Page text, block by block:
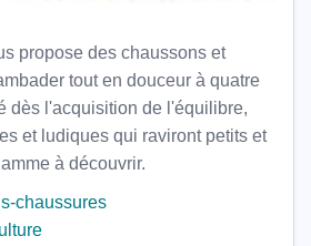
propose des chaussons et
tout en douceur à quatre
dès l'acquisition de l'équilibre,
et ludiques qui raviront petits et
à découvrir.
chaussures